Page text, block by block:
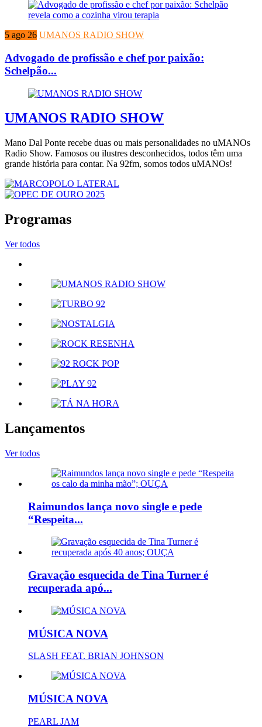
5 ago 26 UMANOS RADIO SHOW
Advogado de profissão e chef por paixão:
Schelpão...
UMANOS RADIO SHOW
Mano Dal Ponte recebe duas ou mais personalidades no uMANOs
Radio Show. Famosos ou ilustres desconhecidos, todos têm uma
grande história para contar. Na 92fm, somos todos uMANOs!
Programas
Ver todos
Lançamentos
Ver todos
Raimundos lança novo single e pede
“Respeita...
Gravação esquecida de Tina Turner é
recuperada apó...
MÚSICA NOVA
SLASH FEAT. BRIAN JOHNSON
MÚSICA NOVA
PEARL JAM